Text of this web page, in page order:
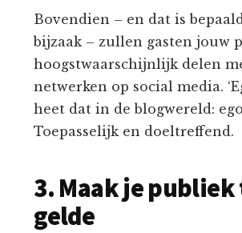
Bovendien – en dat is
bijzaak – zullen gasten jouw
hoogstwaarschijnlijk delen
netwerken op social media.
heet dat in de blogwereld:
Toepasselijk en doeltreffend.
3. Maak je publiek
gelde